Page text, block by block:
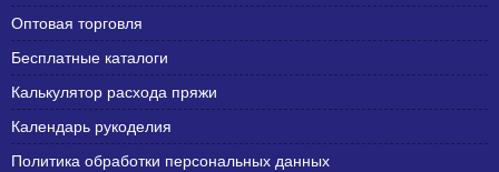
Оптовая торговля
Бесплатные каталоги
Калькулятор расхода пряжи
Календарь рукоделия
Политика обработки персональных данных